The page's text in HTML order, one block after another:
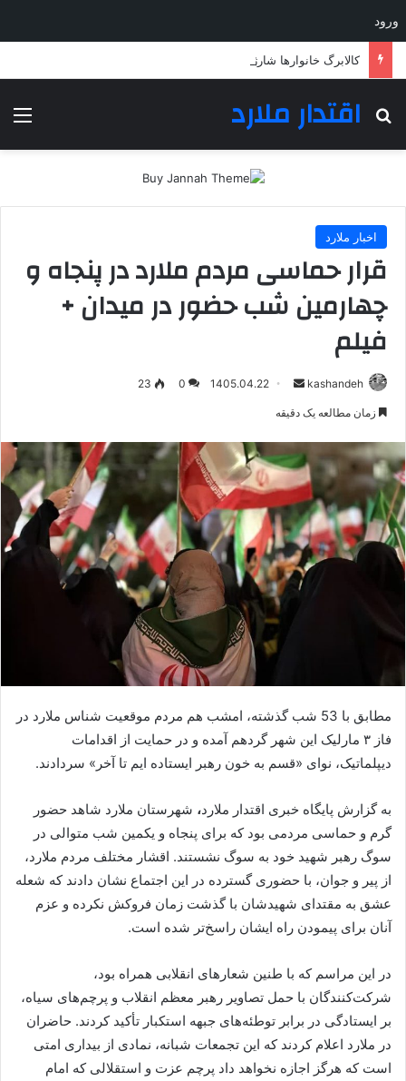
ورود
کالابرگ خانوارها شارژ شد
اقتدار ملارد
جستجو برای
اخبار ملارد
قرار حماسی مردم ملارد در پنجاه و
چهارمین شب حضور در میدان +
فیلم
kashandeh
ارسال1405.04.22
0
23
زمان مطالعه یک دقیقه
مطابق با 53 شب گذشته، امشب هم مردم موقعیت شناس ملارد در
فاز ۳ مارلیک این شهر گردهم آمده و در حمایت از اقدامات
دیپلماتیک، نوای «قسم به خون رهبر ایستاده ایم تا آخر» سردادند.
به گزارش پایگاه خبری اقتدار ملارد، شهرستان ملارد شاهد حضور
گرم و حماسی مردمی بود که برای پنجاه و یکمین شب متوالی در
سوگ رهبر شهید خود به سوگ نشستند. اقشار مختلف مردم ملارد،
از پیر و جوان، با حضوری گسترده در این اجتماع نشان دادند که شعله
عشق به مقتدای شهیدشان با گذشت زمان فروکش نکرده و عزم
آنان برای پیمودن راه ایشان راسخ‌تر شده است.
در این مراسم که با طنین شعار‌های انقلابی همراه بود،
شرکت‌کنندگان با حمل تصاویر رهبر معظم انقلاب و پرچم‌های سیاه،
بر ایستادگی در برابر توطئه‌های جبهه استکبار تأکید کردند. حاضران
در ملارد اعلام کردند که این تجمعات شبانه، نمادی از بیداری امتی
است که هرگز اجازه نخواهد داد پرچم عزت و استقلالی که امام